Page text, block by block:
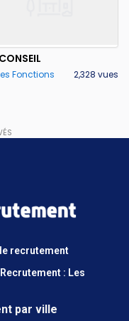
Fonctions 2,328 vues
recrutement
: Les
par ville